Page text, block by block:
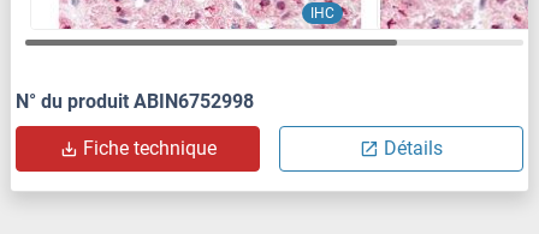
IHC
N° du produit ABIN6752998
Fiche technique Détails